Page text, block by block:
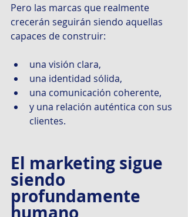
Pero las marcas que realmente
crecerán seguirán siendo aquellas
capaces de construir:
una visión clara,
una identidad sólida,
una comunicación coherente,
y una relación auténtica con sus
clientes.
El marketing sigue
siendo
profundamente
humano